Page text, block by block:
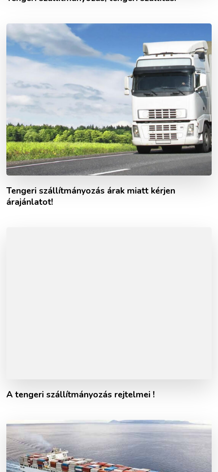
Tengeri szállítmányozás árak miatt kérjen
árajánlatot!
A tengeri szállítmányozás rejtelmei !